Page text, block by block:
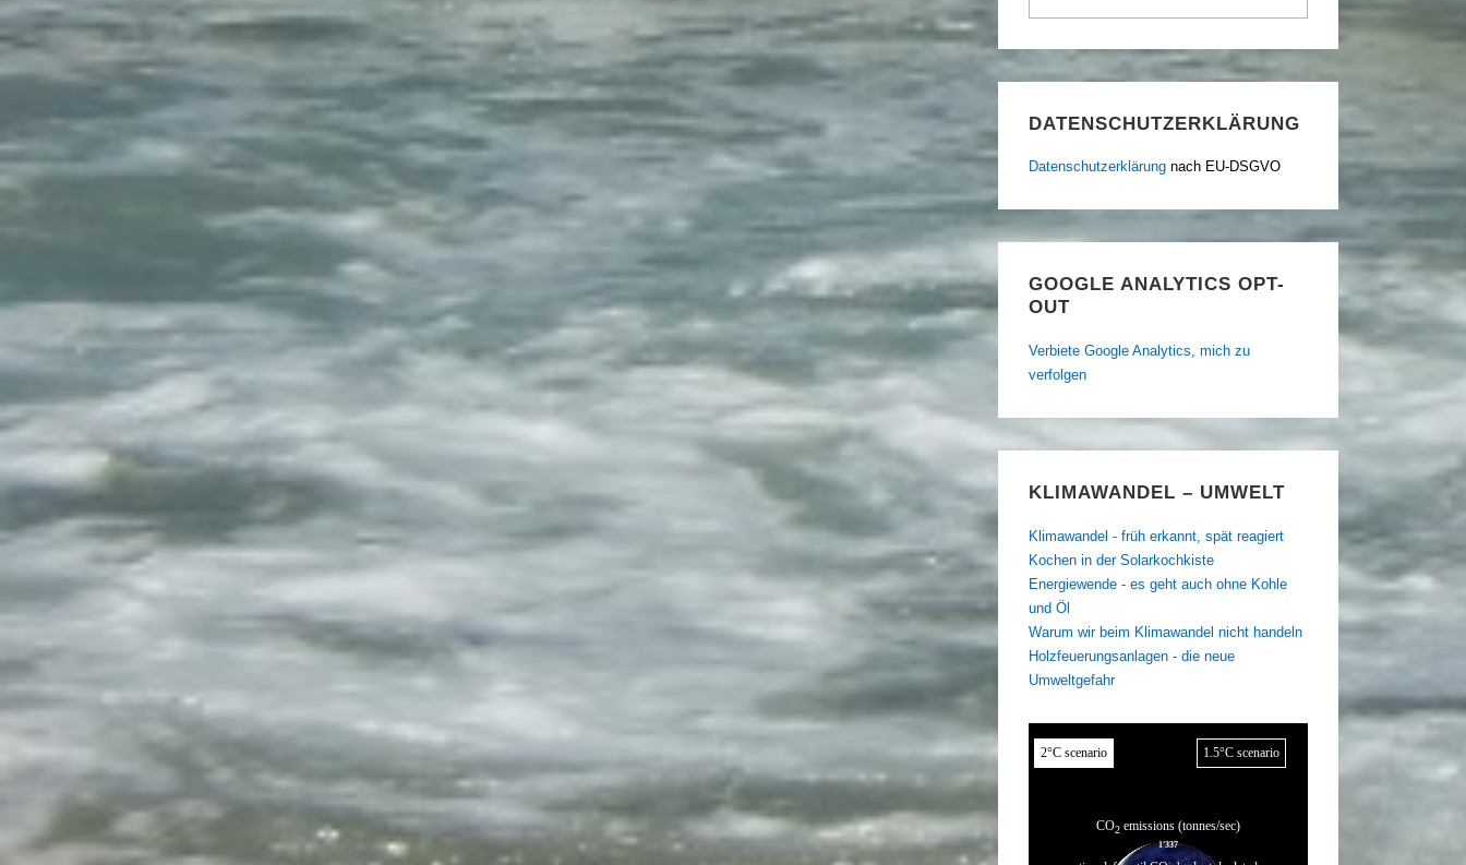
DATENSCHUTZERKLÄRUNG
Datenschutzerklärung nach EU-DSGVO
GOOGLE ANALYTICS OPT-
OUT
Verbiete Google Analytics, mich zu
verfolgen
KLIMAWANDEL – UMWELT
Klimawandel - früh erkannt, spät reagiert
Kochen in der Solarkochkiste
Energiewende - es geht auch ohne Kohle
und Öl
Warum wir beim Klimawandel nicht handeln
Holzfeuerungsanlagen - die neue
Umweltgefahr